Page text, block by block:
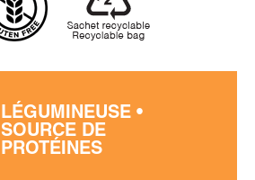
LÉGUMINEUSE •
SOURCE DE
PROTÉINES